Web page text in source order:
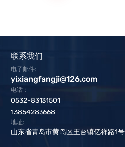
联系我们
电子邮件:
yixiangfangji@126.com
电话：
0532-83131501
13854283668
地址:
山东省青岛市黄岛区王台镇亿祥路1号